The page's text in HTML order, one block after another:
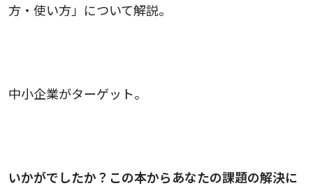
方・使い方」について解説。
中小企業がターゲット。
いかがでしたか？この本からあなたの課題の解決に